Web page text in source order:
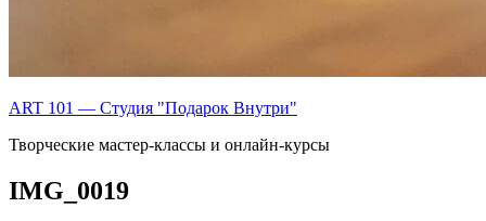
ART 101 — Студия "Подарок Внутри"
Творческие мастер-классы и онлайн-курсы
IMG_0019